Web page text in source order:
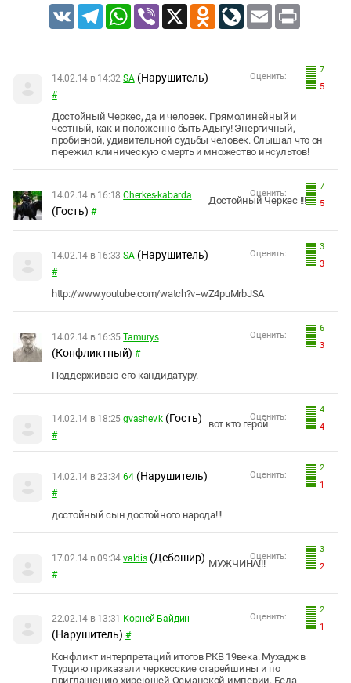
VK TelegramWhatsApp
Viber X Odnoklassniki
LiveJournal
Email Print
7
5
Оценить:
14.02.14 в 14:32 SA (Нарушитель)
#
Достойный Черкес, да и человек. Прямолинейный и
честный, как и положенно быть Адыгу! Энергичный,
пробивной, удивительной судьбы человек. Слышал что он
пережил клиническую смерть и множество инсультов!
7
5
Оценить:
14.02.14 в 16:18 Cherkes-kabarda
(Гость) #
Достойный Черкес !!!
3
3
Оценить:
14.02.14 в 16:33 SA (Нарушитель)
#
http://www.youtube.com/watch?v=wZ4puMrbJSA
6
3
Оценить:
14.02.14 в 16:35 Tamurys
(Конфликтный) #
Поддерживаю его кандидатуру.
4
4
Оценить:
14.02.14 в 18:25 gvashev.k (Гость)
#
вот кто герой
2
1
Оценить:
14.02.14 в 23:34 64 (Нарушитель)
#
достойный сын достойного народа!!!
3
2
Оценить:
17.02.14 в 09:34 valdis (Дебошир)
#
МУЖЧИНА!!!
2
1
Оценить:
22.02.14 в 13:31 Корней Байдин
(Нарушитель) #
Конфликт интерпретаций итогов РКВ 19века. Мухадж в
Турцию приказали черкесские старейшины и по
приглашению хиреющей Османской империи. Беда